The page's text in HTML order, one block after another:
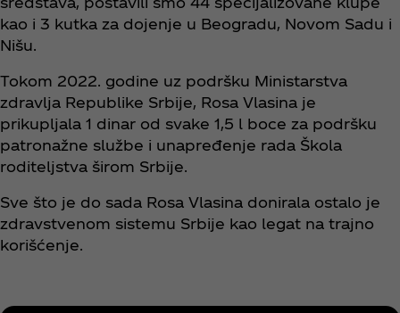
kao i 3 kutka za dojenje u Beogradu, Novom Sadu i
Nišu.
Tokom 2022. godine uz podršku Ministarstva
zdravlja Republike Srbije, Rosa Vlasina je
prikupljala 1 dinar od svake 1,5 l boce za podršku
patronažne službe i unapređenje rada Škola
roditeljstva širom Srbije.
Sve što je do sada Rosa Vlasina donirala ostalo je
zdravstvenom sistemu Srbije kao legat na trajno
korišćenje.